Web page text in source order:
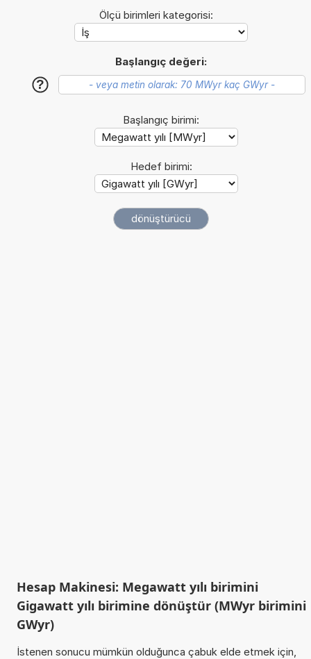
Ölçü birimleri kategorisi:
Başlangıç değeri:
?
Başlangıç birimi:
Hedef birimi:
Hesap Makinesi: Megawatt yılı birimini
Gigawatt yılı birimine dönüştür (MWyr birimini
GWyr)
İstenen sonucu mümkün olduğunca çabuk elde etmek için,